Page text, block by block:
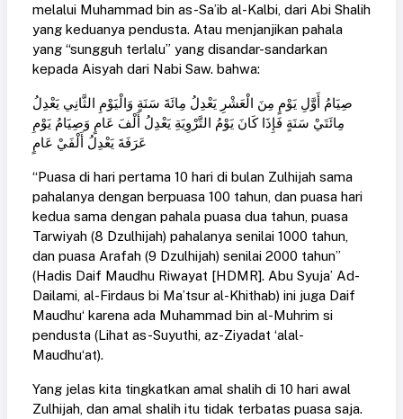
melalui Muhammad bin as-Sa’ib al-Kalbi, dari Abi Shalih
yang keduanya pendusta. Atau menjanjikan pahala
yang “sungguh terlalu” yang disandar-sandarkan
kepada Aisyah dari Nabi Saw. bahwa:
صِيَامُ أَوَّلِ يَوْمٍ مِنَ الْعَشْرِ يَعْدِلُ مِائَةَ سَنَةٍ وَالْيَوْمِ ‌الثَّانِي ‌يَعْدِلُ
‌مِائَتَيْ ‌سَنَةٍ فَإِذَا كَانَ يَوْمُ التَّرْوِيَةِ يَعْدِلُ أَلْفَ عَامٍ وَصِيَامُ يَوْمِ
“Puasa di hari pertama 10 hari di bulan Zulhijah sama
pahalanya dengan berpuasa 100 tahun, dan puasa hari
kedua sama dengan pahala puasa dua tahun, puasa
Tarwiyah (8 Dzulhijah) pahalanya senilai 1000 tahun,
dan puasa Arafah (9 Dzulhijah) senilai 2000 tahun”
(Hadis Daif Maudhu Riwayat [HDMR]. Abu Syuja’ Ad-
Dailami, al-Firdaus bi Ma’tsur al-Khithab) ini juga Daif
Maudhu‘ karena ada Muhammad bin al-Muhrim si
pendusta (Lihat as-Suyuthi, az-Ziyadat ‘alal-
Maudhu‘at).
Yang jelas kita tingkatkan amal shalih di 10 hari awal
Zulhijah, dan amal shalih itu tidak terbatas puasa saja.